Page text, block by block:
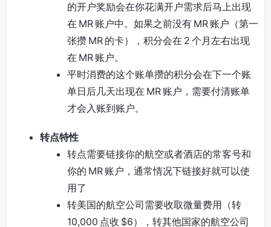
的开户奖励会在你花满开户需求后马上出现
在 MR 账户中。如果之前没有 MR 账户（第一
张攒 MR 的卡），积分会在 2 个月左右出现
在 MR 账户。
平时消费的这个账单攒的积分会在下一个账
单日后几天出现在 MR 账户，需要付清账单
才会入账到账户。
转点特性
转点需要链接你的航空或者酒店的常客号和
你的 MR 账户，通常情况下链接好就可以使
用了
转美国的航空公司需要收取微量费用（转
10,000 点收 $6），转其他国家的航空公司